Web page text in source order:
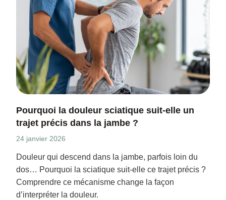
Pourquoi la douleur sciatique suit-elle un
trajet précis dans la jambe ?
24 janvier 2026
Douleur qui descend dans la jambe, parfois loin du
dos… Pourquoi la sciatique suit-elle ce trajet précis ?
Comprendre ce mécanisme change la façon
d’interpréter la douleur.